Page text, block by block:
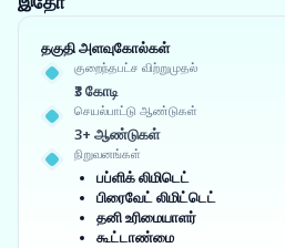
தகுதி அளவுகோல்கள்
குறைந்தபட்ச விற்றுமுதல்
₹3 கோடி
செயல்பாட்டு ஆண்டுகள்
3+ ஆண்டுகள்
நிறுவனங்கள்
பப்ளிக் லிமிடெட்
பிரைவேட் லிமிட்டெட்
தனி உரிமையாளர்
கூட்டாண்மை